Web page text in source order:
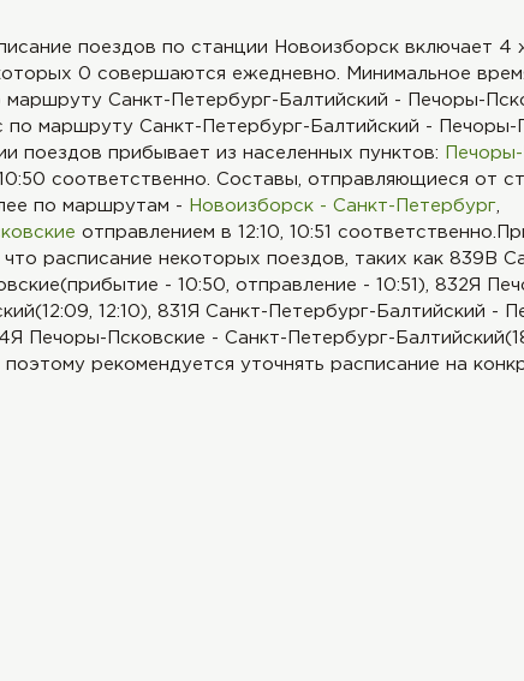
поездов по станции Новоизборск включает 4
0 совершаются ежедневно. Минимальное
маршруту Санкт-Петербург-Балтийский - Печоры-
по маршруту Санкт-Петербург-Балтийский - Печоры-
поездов прибывает из населенных пунктов:
соответственно. Составы, отправляющиеся от
по маршрутам -
Новоизборск - Санкт-Петербург
отправлением в 12:10, 10:51
что расписание некоторых поездов, таких как 839В
- 10:50, отправление - 10:51), 832Я
12:10), 831Я Санкт-Петербург-Балтийский -
Печоры-Псковские - Санкт-Петербург-
рекомендуется уточнять расписание на